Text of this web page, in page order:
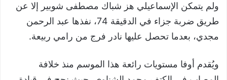
ولم يتمكن الإسماعيلي هز شباك مصطفى شوبير إلا عن
طريق ضربة جزاء في الدقيقة 74، نفذها عبد الرحمن
مجدي، بعدما تحصل عليها نادر فرج من رامي ربيعة.
ويُقدم أوفا مستويات رائعة هذا الموسم منذ خلافة